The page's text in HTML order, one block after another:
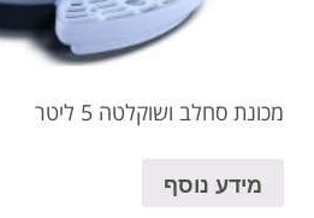
מכונת סחלב ושוקלטה 5 ליטר
מידע נוסף